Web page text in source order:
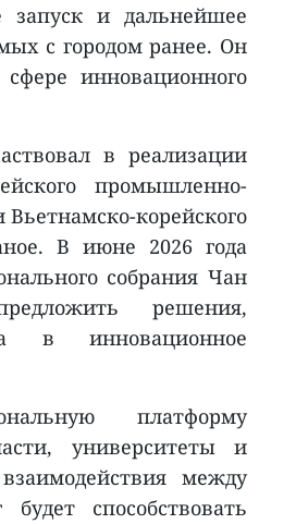
запуск и дальнейшее
с городом ранее. Он
инновационного
в реализации
промышленно-
Вьетнамско-корейского
В июне 2026 года
собрания Чан
решения,
в инновационное
платформу
университеты и
между
способствовать